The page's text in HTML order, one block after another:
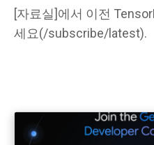
[자료실]에서 이전
세요(/subscribe/latest).